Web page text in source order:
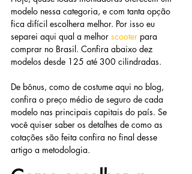
modelo nessa categoria, e com tanta opção
fica difícil escolhera melhor. Por isso eu
separei aqui qual a melhor scooter para
comprar no Brasil. Confira abaixo dez
modelos desde 125 até 300 cilindradas.
De bônus, como de costume aqui no blog,
confira o preço médio de seguro de cada
modelo nas principais capitais do país. Se
você quiser saber os detalhes de como as
cotações são feita confira no final desse
artigo a metodologia.